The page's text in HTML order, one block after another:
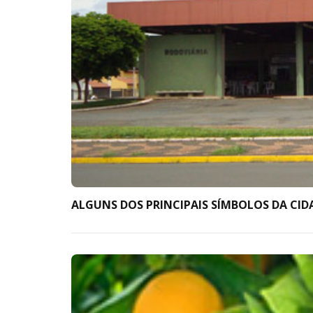
ALGUNS DOS PRINCIPAIS SÍMBOLOS DA